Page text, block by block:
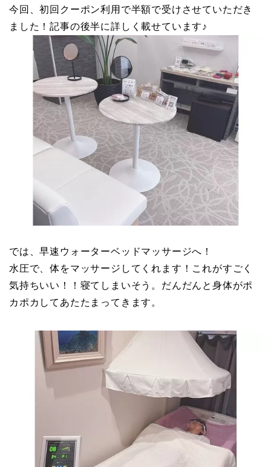
今回、初回クーポン利用で半額で受けさせていただき
ました！記事の後半に詳しく載せています♪
では、早速ウォーターベッドマッサージへ！
水圧で、体をマッサージしてくれます！これがすごく
気持ちいい！！寝てしまいそう。だんだんと身体がポ
カポカしてあたたまってきます。